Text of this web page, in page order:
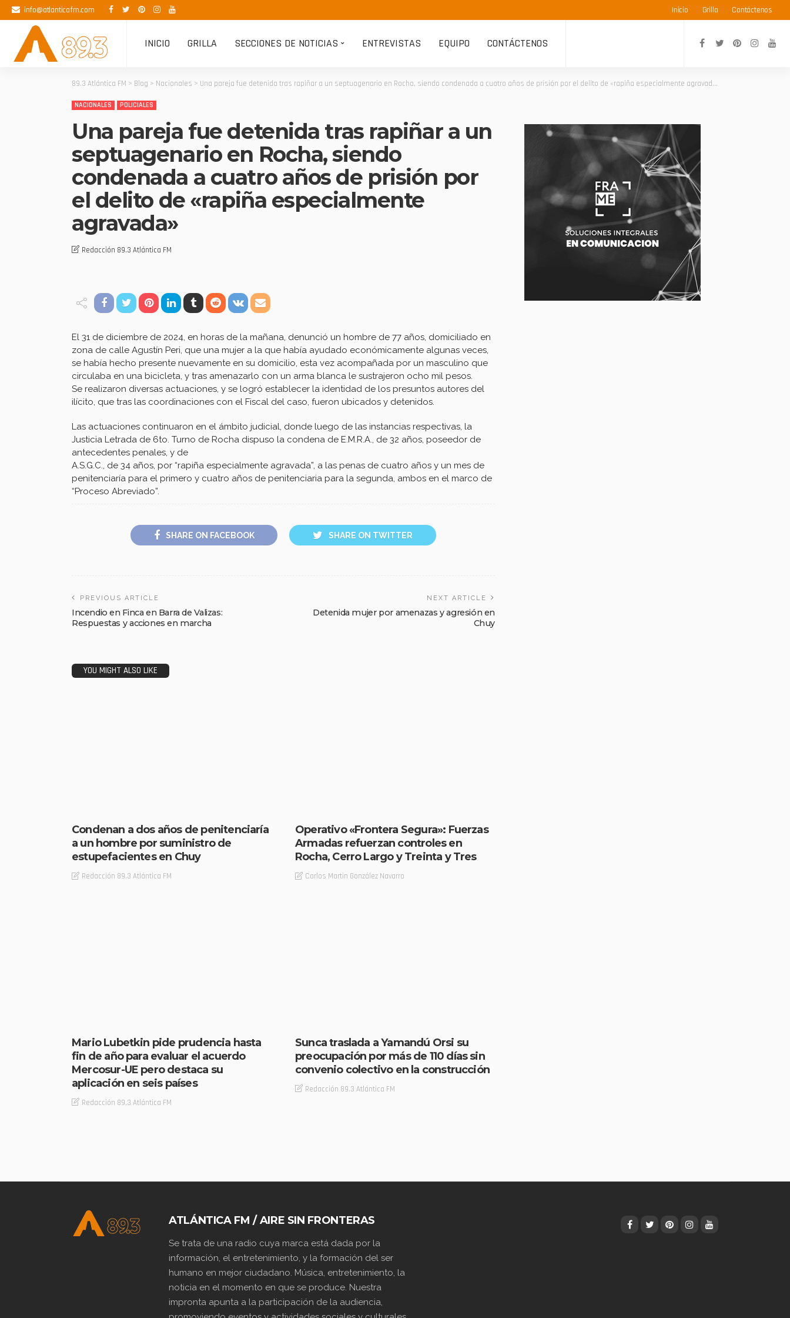
info@atlanticafm.com Inicio Grilla Contáctenos
INICIO GRILLA SECCIONES DE NOTICIAS ENTREVISTAS EQUIPO CONTÁCTENOS
89.3 Atlántica FM > Blog > Nacionales > Una pareja fue detenida tras rapiñar a un septuagenario en Rocha, siendo condenada a cuatro años de prisión por el delito de «rapiña especialmente agravada»
NACIONALES POLICIALES
Una pareja fue detenida tras rapiñar a un
septuagenario en Rocha, siendo
condenada a cuatro años de prisión por
el delito de «rapiña especialmente
agravada»
Redacción 89.3 Atlántica FM
El 31 de diciembre de 2024, en horas de la mañana, denunció un hombre de 77 años, domiciliado en
zona de calle Agustín Peri, que una mujer a la que había ayudado económicamente algunas veces,
se había hecho presente nuevamente en su domicilio, esta vez acompañada por un masculino que
circulaba en una bicicleta, y tras amenazarlo con un arma blanca le sustrajeron ocho mil pesos.
Se realizaron diversas actuaciones, y se logró establecer la identidad de los presuntos autores del
ilícito, que tras las coordinaciones con el Fiscal del caso, fueron ubicados y detenidos.
Las actuaciones continuaron en el ámbito judicial, donde luego de las instancias respectivas, la
Justicia Letrada de 6to. Turno de Rocha dispuso la condena de E.M.R.A., de 32 años, poseedor de
antecedentes penales, y de
A.S.G.C., de 34 años, por “rapiña especialmente agravada”, a las penas de cuatro años y un mes de
penitenciaría para el primero y cuatro años de penitenciaria para la segunda, ambos en el marco de
“Proceso Abreviado”.
SHARE ON FACEBOOK SHARE ON TWITTER
PREVIOUS ARTICLE
Incendio en Finca en Barra de Valizas:
Respuestas y acciones en marcha
NEXT ARTICLE
Detenida mujer por amenazas y agresión en
Chuy
YOU MIGHT ALSO LIKE
Condenan a dos años de penitenciaría
a un hombre por suministro de
estupefacientes en Chuy
Redacción 89.3 Atlántica FM
Operativo «Frontera Segura»: Fuerzas
Armadas refuerzan controles en
Rocha, Cerro Largo y Treinta y Tres
Carlos Martin González Navarro
Mario Lubetkin pide prudencia hasta
fin de año para evaluar el acuerdo
Mercosur-UE pero destaca su
aplicación en seis países
Redacción 89.3 Atlántica FM
Sunca traslada a Yamandú Orsi su
preocupación por más de 110 días sin
convenio colectivo en la construcción
Redacción 89.3 Atlántica FM
ATLÁNTICA FM / AIRE SIN FRONTERAS
Se trata de una radio cuya marca está dada por la
información, el entretenimiento, y la formación del ser
humano en mejor ciudadano. Música, entretenimiento, la
noticia en el momento en que se produce. Nuestra
impronta apunta a la participación de la audiencia,